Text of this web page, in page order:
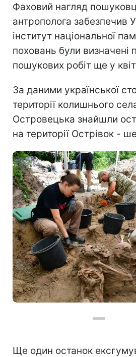
Фаховий нагляд
антрополога забезпечив
інститут національної
поховань були визначені
пошукових робіт ще у
За даними української
території колишнього
Островецька знайшли
на території Острівок -
Ще один останок